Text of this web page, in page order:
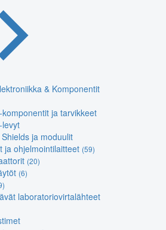
& Komponentit
ja tarvikkeet
levyt
ja moduulit
ja ohjelmointilaitteet (59)
(20)
(6)
laboratoriovirtalähteet